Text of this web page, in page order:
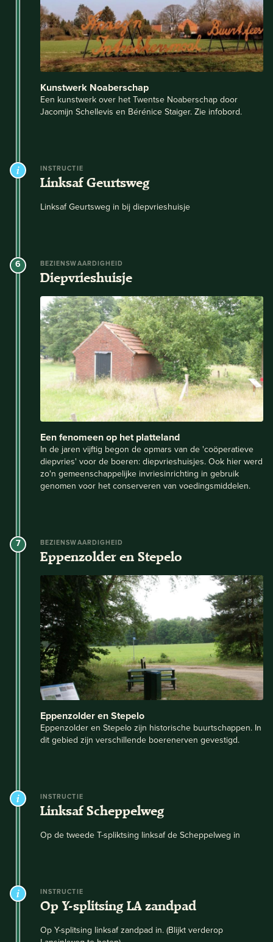
Kunstwerk Noaberschap
Een kunstwerk over het Twentse Noaberschap door
Jacomijn Schellevis en Bérénice Staiger. Zie infobord.
INSTRUCTIE
Linksaf Geurtsweg
Linksaf Geurtsweg in bij diepvrieshuisje
6 BEZIENSWAARDIGHEID
Diepvrieshuisje
Een fenomeen op het platteland
In de jaren vijftig begon de opmars van de 'coöperatieve
diepvries' voor de boeren: diepvrieshuisjes. Ook hier werd
zo'n gemeenschappelijke invriesinrichting in gebruik
genomen voor het conserveren van voedingsmiddelen.
7 BEZIENSWAARDIGHEID
Eppenzolder en Stepelo
Eppenzolder en Stepelo
Eppenzolder en Stepelo zijn historische buurtschappen. In
dit gebied zijn verschillende boerenerven gevestigd.
INSTRUCTIE
Linksaf Scheppelweg
Op de tweede T-spliktsing linksaf de Scheppelweg in
INSTRUCTIE
Op Y-splitsing LA zandpad
Op Y-splitsing linksaf zandpad in. (Blijkt verderop